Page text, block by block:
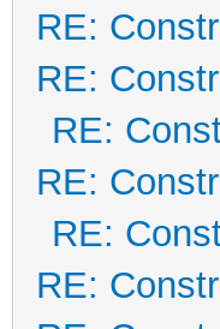
RE:
RE:
RE:
RE:
RE:
RE: